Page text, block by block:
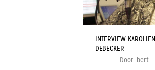
INTERVIEW KAROLIEN
DEBECKER
Door: bert